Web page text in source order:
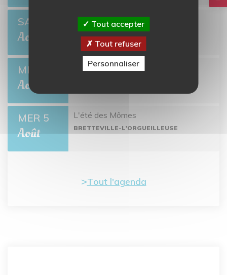
SAM 22
Août
Open de pétanque
BRETTEVILLE-L'ORGUEILLEUSE
MER 26
Août
Collecte de sang
MER 5
Août
L'été des Mômes
BRETTEVILLE-L'ORGUEILLEUSE
Tout l'agenda
Tout accepter
Tout refuser
Personnaliser